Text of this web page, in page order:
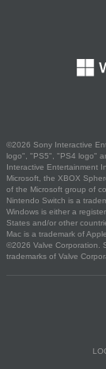
©2026 Sony Interactive
logo", "PS5", "PS4 logo"
Interactive Entertainment
Microsoft, the XBOX
of the Microsoft group of
Nintendo Switch is a
Windows is either a
States and/or other
Mac is a trademark of
©2026 Valve Corporation.
trademarks of Valve